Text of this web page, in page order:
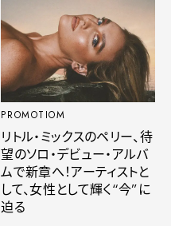
PROMOTIOM
リトル・ミックスのペリー、待
望のソロ・デビュー・アルバ
ムで新章へ！アーティストと
して、女性として輝く“今”に
迫る